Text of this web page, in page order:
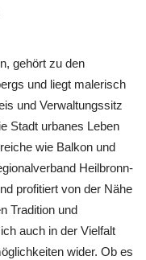
gehört zu den
und liegt malerisch
und Verwaltungssitz
Stadt urbanes Leben
wie Balkon und
Heilbronn-
profitiert von der Nähe
Tradition und
auch in der Vielfalt
wider. Ob es